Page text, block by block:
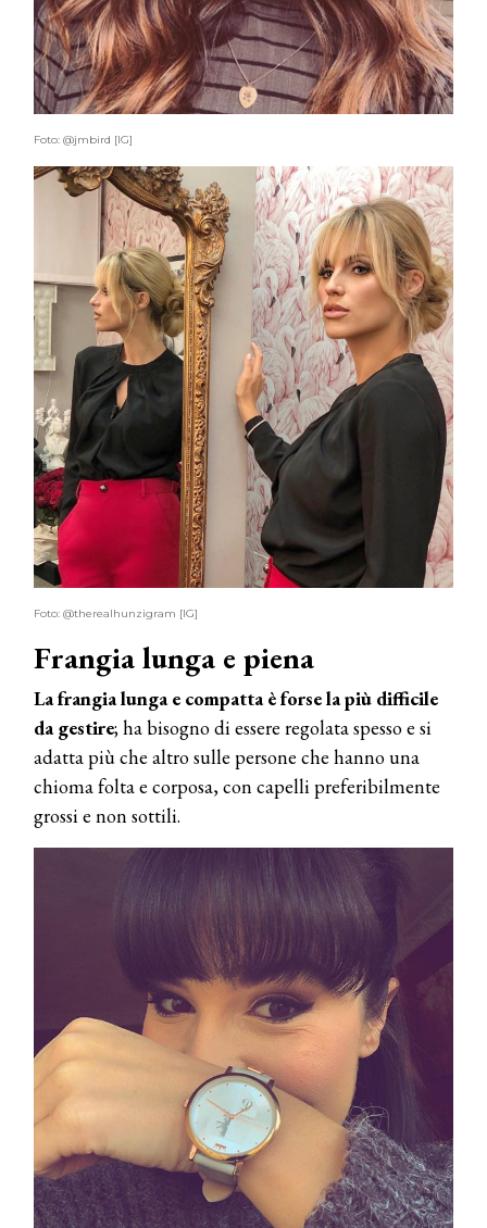
Foto: @jmbird [IG]
Foto: @therealhunzigram [IG]
Frangia lunga e piena
La frangia lunga e compatta è forse la più difficile
da gestire; ha bisogno di essere regolata spesso e si
adatta più che altro sulle persone che hanno una
chioma folta e corposa, con capelli preferibilmente
grossi e non sottili.